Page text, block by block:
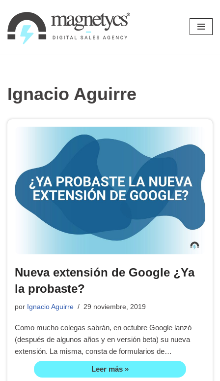
Ir
al
Ignacio Aguirre
Nueva extensión de Google ¿Ya
la probaste?
por Ignacio Aguirre 29 noviembre, 2019
Como mucho colegas sabrán, en octubre Google lanzó
(después de algunos años y en versión beta) su nueva
extensión. La misma, consta de formularios de…
Leer más »